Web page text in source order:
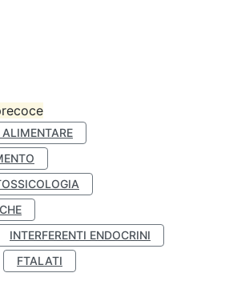
INTERFERENTI ENDOCRINI
FTALATI